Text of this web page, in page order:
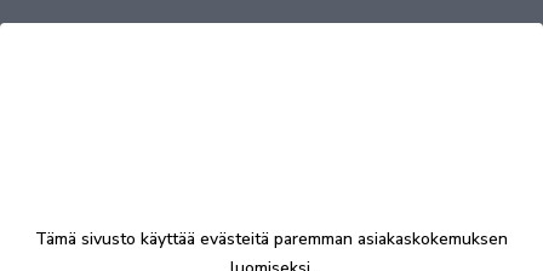
Tämä sivusto käyttää evästeitä paremman asiakaskokemuksen